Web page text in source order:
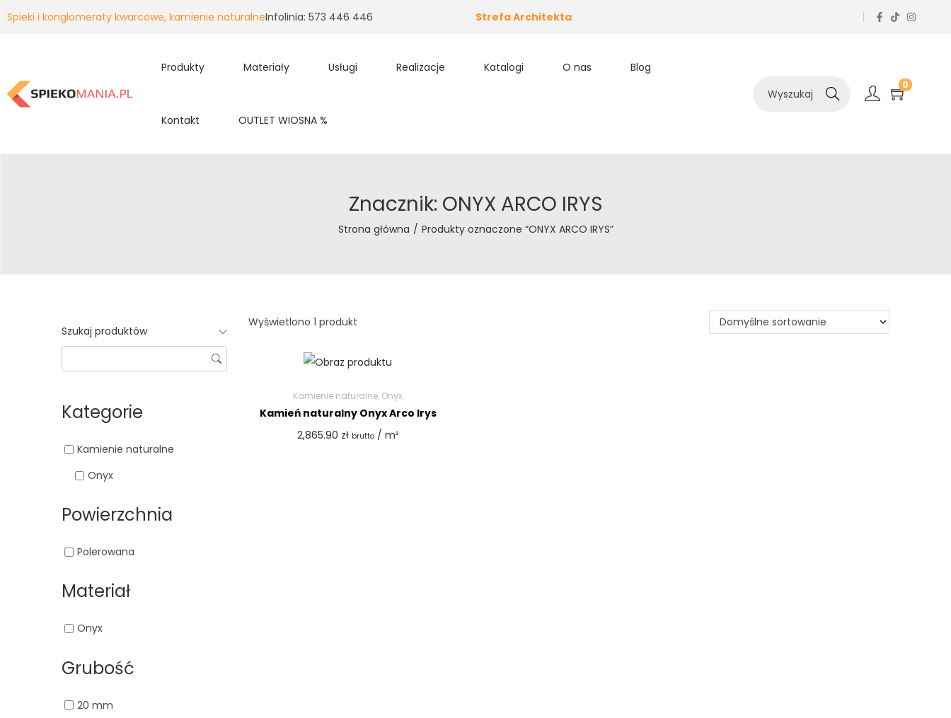
Spieki i konglomeraty kwarcowe, kamienie naturalneInfolinia: 573 446 446 Strefa Architekta
Produkty Materiały Usługi Realizacje Katalogi O nas Blog
Kontakt OUTLET WIOSNA %
Szukaj
0
Znacznik: ONYX ARCO IRYS
Strona główna / Produkty oznaczone “ONYX ARCO IRYS”
Wyświetlono 1 produkt
Kamienie naturalne, Onyx
Kamień naturalny Onyx Arco Irys
2,865.90 zł brutto/ m²
Szukaj produktów
Kategorie
Kamienie naturalne
Onyx
Powierzchnia
Polerowana
Materiał
Onyx
Grubość
20 mm